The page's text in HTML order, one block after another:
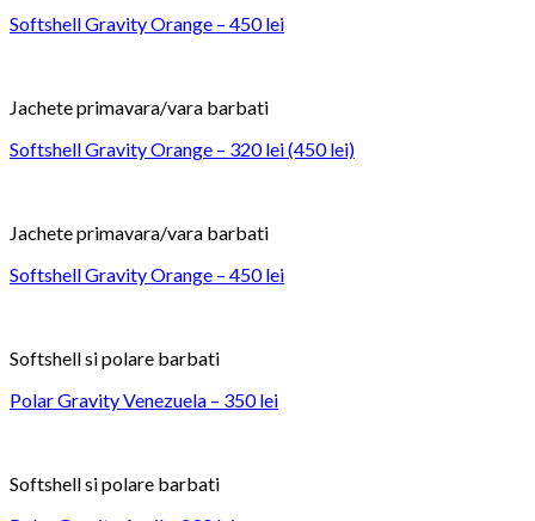
Softshell Gravity Orange – 450 lei
Jachete primavara/vara barbati
Softshell Gravity Orange – 320 lei (450 lei)
Jachete primavara/vara barbati
Softshell Gravity Orange – 450 lei
Softshell si polare barbati
Polar Gravity Venezuela – 350 lei
Softshell si polare barbati